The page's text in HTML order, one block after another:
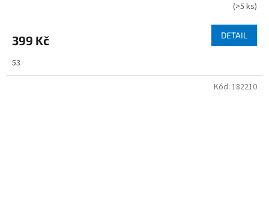
(>5 ks)
399 Kč DETAIL
53
Kód: 182210